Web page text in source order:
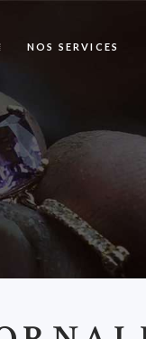
NOS SERVICES